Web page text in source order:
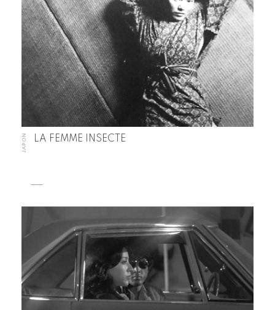
JAPON LA FEMME INSECTE